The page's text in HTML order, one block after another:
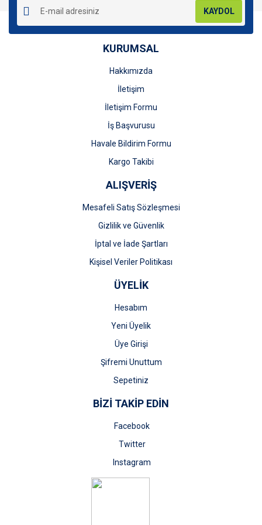
KAYDOL
KURUMSAL
Hakkımızda
İletişim
İletişim Formu
İş Başvurusu
Havale Bildirim Formu
Kargo Takibi
ALIŞVERİŞ
Mesafeli Satış Sözleşmesi
Gizlilik ve Güvenlik
İptal ve İade Şartları
Kişisel Veriler Politikası
ÜYELİK
Hesabım
Yeni Üyelik
Üye Girişi
Şifremi Unuttum
Sepetiniz
BİZİ TAKİP EDİN
Facebook
Twitter
Instagram